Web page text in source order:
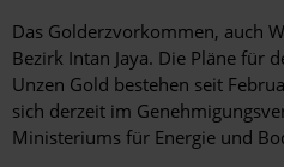
Das Golderzvorkommen, auch
Bezirk Intan Jaya. Die Pläne für
Unzen Gold bestehen seit
sich derzeit im
Ministeriums für Energie und